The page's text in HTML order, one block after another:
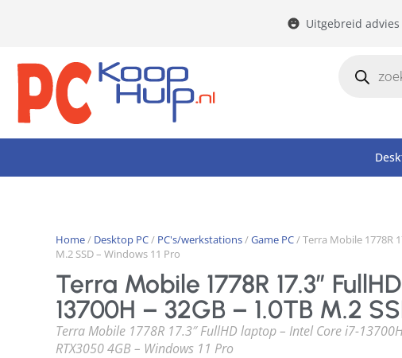
Uitgebreid
Home/ Desktop PC/ PC's/werkstations/Game PC/ Terra Mobile 1778R
M.2 SSD – Windows 11 Pro
Terra Mobile 1778R 17.3″
13700H – 32GB – 1.0TB M.2
Terra Mobile 1778R 17.3″ FullHD laptop – Intel Core i7-
RTX3050 4GB – Windows 11 Pro